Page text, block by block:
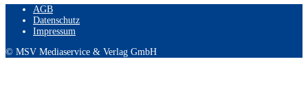
AGB
Datenschutz
Impressum
© MSV Mediaservice & Verlag GmbH